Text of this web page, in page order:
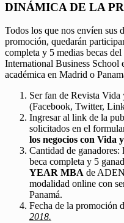
DINÁMICA DE LA
Todos los que nos envíen sus
promoción, quedarán
completa y 5 medias becas del
International Business School
académica en Madrid o
Ser fan de Revista Vida
(Facebook, Twitter,
Ingresar al link de la
solicitados en el
los negocios con Vida
Cantidad de
beca completa y 5
YEAR MBA de
modalidad online con
Panamá.
Fecha de la promoción
2018.